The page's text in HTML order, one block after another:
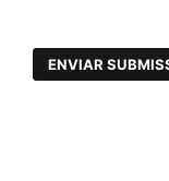
ENVIAR